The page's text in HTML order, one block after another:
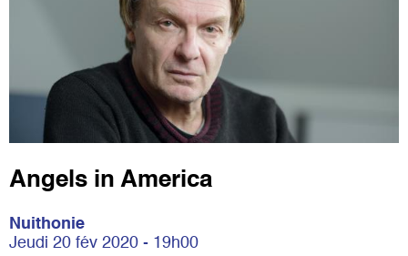
Angels in America
Nuithonie
Jeudi 20 fév 2020 - 19h00